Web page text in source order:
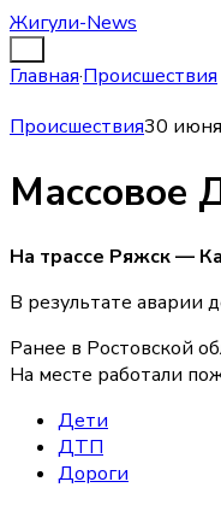
Жигули-News
Главная·Происшествия
Происшествия30 июня
Массовое
На трассе Ряжск —
В результате аварии
Ранее в Ростовской
На месте работали
Дети
ДТП
Дороги